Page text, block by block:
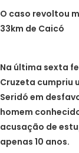
O caso revoltou
33km de Caicó
Na última sexta
Cruzeta cumpriu
Seridó em
homem
acusação de
apenas 10 anos.